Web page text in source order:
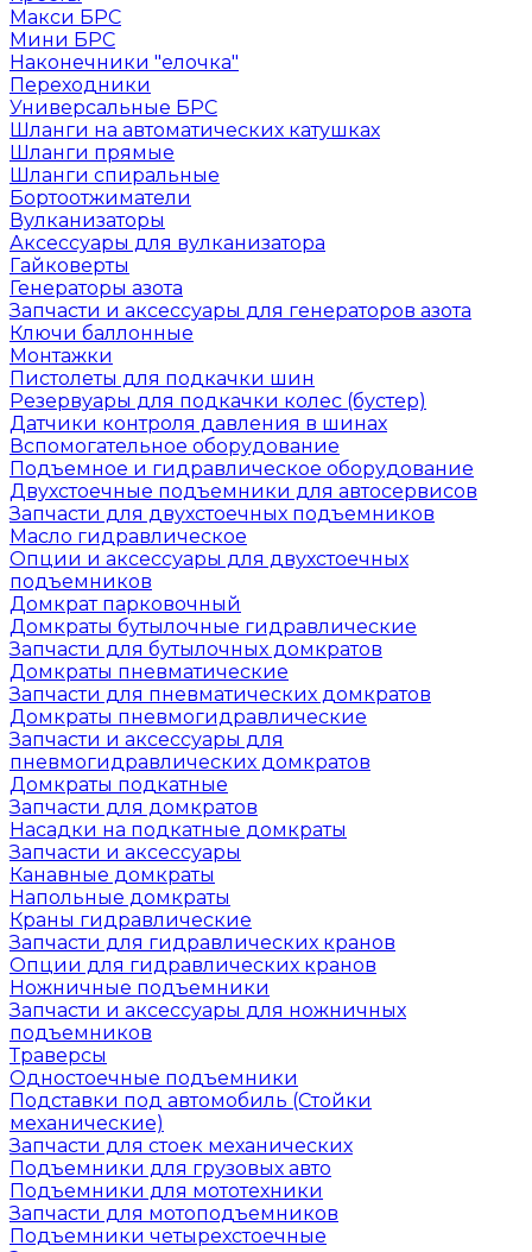
Макси БРС
Мини БРС
Наконечники "елочка"
Переходники
Универсальные БРС
Шланги на автоматических катушках
Шланги прямые
Шланги спиральные
Бортоотжиматели
Вулканизаторы
Аксессуары для вулканизатора
Гайковерты
Генераторы азота
Запчасти и аксессуары для генераторов азота
Ключи баллонные
Монтажки
Пистолеты для подкачки шин
Резервуары для подкачки колес (бустер)
Датчики контроля давления в шинах
Вспомогательное оборудование
Подъемное и гидравлическое оборудование
Двухстоечные подъемники для автосервисов
Запчасти для двухстоечных подъемников
Масло гидравлическое
Опции и аксессуары для двухстоечных
подъемников
Домкрат парковочный
Домкраты бутылочные гидравлические
Запчасти для бутылочных домкратов
Домкраты пневматические
Запчасти для пневматических домкратов
Домкраты пневмогидравлические
Запчасти и аксессуары для
пневмогидравлических домкратов
Домкраты подкатные
Запчасти для домкратов
Насадки на подкатные домкраты
Запчасти и аксессуары
Канавные домкраты
Напольные домкраты
Краны гидравлические
Запчасти для гидравлических кранов
Опции для гидравлических кранов
Ножничные подъемники
Запчасти и аксессуары для ножничных
подъемников
Траверсы
Одностоечные подъемники
Подставки под автомобиль (Стойки
механические)
Запчасти для стоек механических
Подъемники для грузовых авто
Подъемники для мототехники
Запчасти для мотоподъемников
Подъемники четырехстоечные